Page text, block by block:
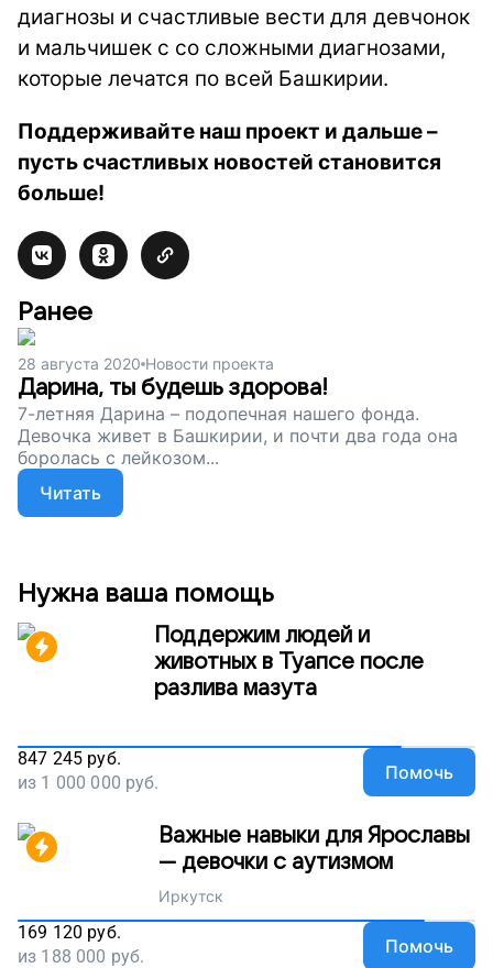
диагнозы и счастливые вести для девчонок
и мальчишек с со сложными диагнозами,
которые лечатся по всей Башкирии.
Поддерживайте наш проект и дальше –
пусть счастливых новостей становится
больше!
Ранее
28 августа 2020 Новости проекта
Дарина, ты будешь здорова!
7-летняя Дарина – подопечная нашего фонда.
Девочка живет в Башкирии, и почти два года она
боролась с лейкозом...
Читать
Нужна ваша помощь
Поддержим людей и
животных в Туапсе после
разлива мазута
847 245 руб.
из 1 000 000 руб. Помочь
Важные навыки для Ярославы
— девочки с аутизмом
Иркутск
169 120 руб.
из 188 000 руб. Помочь